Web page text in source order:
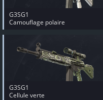
G3SG1
Camouflage polaire
G3SG1
Cellule verte